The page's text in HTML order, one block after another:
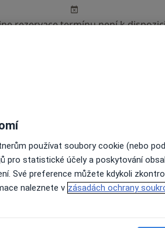
rezervace termínu není k
rezervace termínu není k
Rezervovat termín
používat soubory cookie (nebo
pro statistické účely a poskytování
Své preference můžete kdykoli
naleznete v zásadách ochrany